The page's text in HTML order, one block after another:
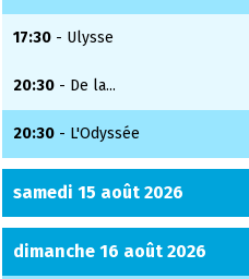
17:30 - Ulysse
20:30 - De la...
20:30 - L'Odyssée
samedi 15 août 2026
dimanche 16 août 2026